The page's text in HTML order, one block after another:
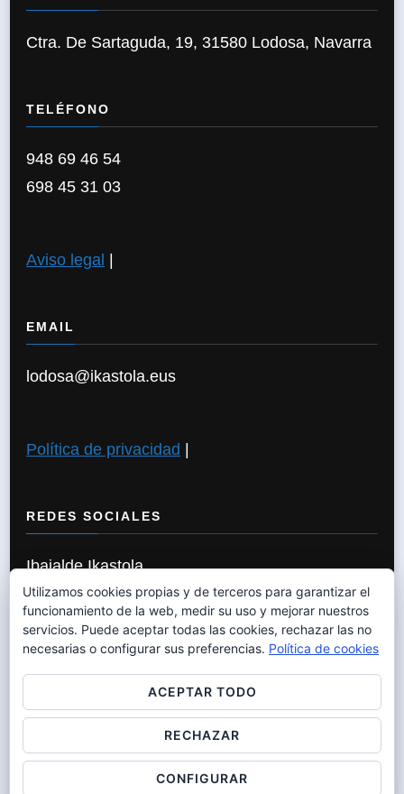
Ctra. De Sartaguda, 19, 31580 Lodosa, Navarra
TELÉFONO
948 69 46 54
698 45 31 03
Aviso legal
EMAIL
lodosa@ikastola.eus
Política de privacidad
REDES SOCIALES
Ibaialde Ikastola
Política de Cookies|
IBAIALDE IKASTOLA
derechos reservados. Chic Lite | Desarrollado porRara
.Funciona conWordPress
Utilizamos cookies propias y de terceros para garantizar el
funcionamiento de la web, medir su uso y mejorar nuestros
servicios. Puede aceptar todas las cookies, rechazar las no
necesarias o configurar sus preferencias. Política de cookies
ACEPTAR TODO
RECHAZAR
CONFIGURAR